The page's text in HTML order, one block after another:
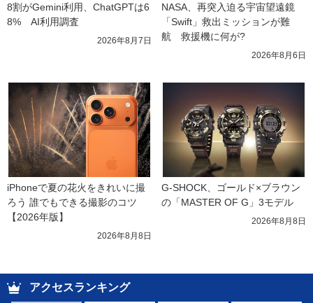
8割がGemini利用、ChatGPTは6
8%　AI利用調査
2026年8月7日
NASA、再突入迫る宇宙望遠鏡
「Swift」救出ミッションが難
航　救援機に何が?
2026年8月6日
iPhoneで夏の花火をきれいに撮
ろう 誰でもできる撮影のコツ
【2026年版】
2026年8月8日
G-SHOCK、ゴールド×ブラウン
の「MASTER OF G」3モデル
2026年8月8日
アクセスランキング